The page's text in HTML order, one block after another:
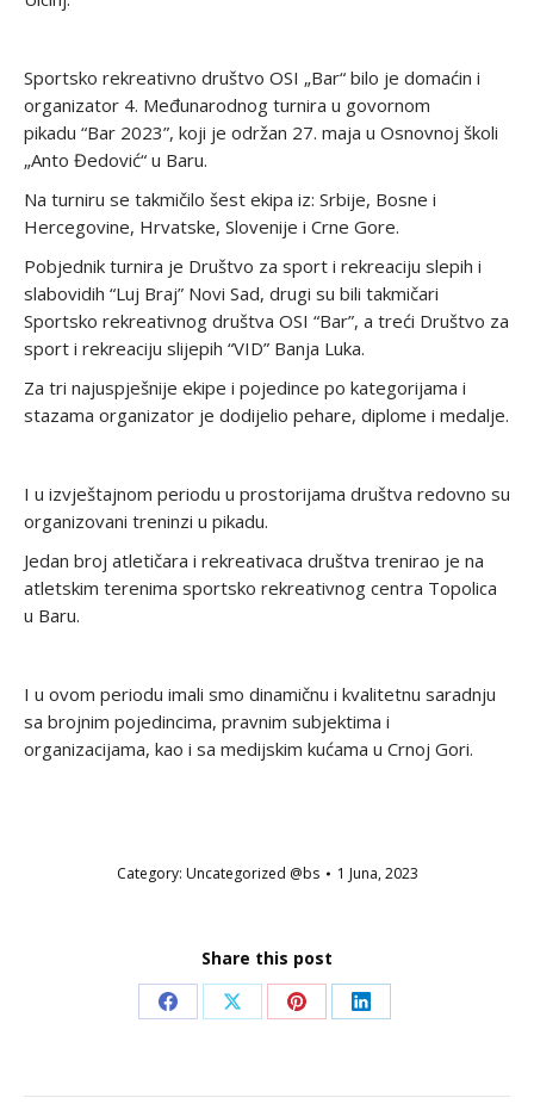
Sportsko rekreativno društvo OSI „Bar“ bilo je domaćin i
organizator 4. Međunarodnog turnira u govornom
pikadu “Bar 2023”, koji je održan 27. maja u Osnovnoj školi
„Anto Đedović“ u Baru.
Na turniru se takmičilo šest ekipa iz: Srbije, Bosne i
Hercegovine, Hrvatske, Slovenije i Crne Gore.
Pobjednik turnira je Društvo za sport i rekreaciju slepih i
slabovidih “Luj Braj” Novi Sad, drugi su bili takmičari
Sportsko rekreativnog društva OSI “Bar”, a treći Društvo za
sport i rekreaciju slijepih “VID” Banja Luka.
Za tri najuspješnije ekipe i pojedince po kategorijama i
stazama organizator je dodijelio pehare, diplome i medalje.
I u izvještajnom periodu u prostorijama društva redovno su
organizovani treninzi u pikadu.
Jedan broj atletičara i rekreativaca društva trenirao je na
atletskim terenima sportsko rekreativnog centra Topolica
u Baru.
I u ovom periodu imali smo dinamičnu i kvalitetnu saradnju
sa brojnim pojedincima, pravnim subjektima i
organizacijama, kao i sa medijskim kućama u Crnoj Gori.
Category: Uncategorized @bs 1 Juna, 2023
Share this post
Share
Facebook
Share
X
Share
Pinterest
Share
LinkedIn